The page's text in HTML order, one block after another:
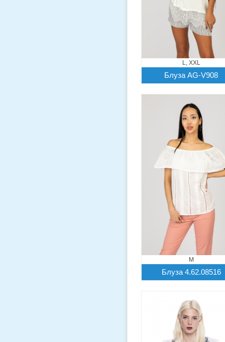
L, XXL
Блуза AG-V908
M
Блуза 4.62.08516